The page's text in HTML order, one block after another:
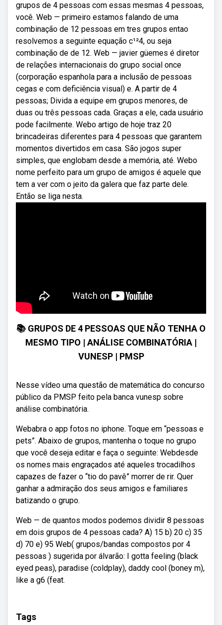
grupos de 4 pessoas com essas mesmas 4 pessoas,
você. Web — primeiro estamos falando de uma
combinação de 12 pessoas em tres grupos entao
resolvemos a seguinte equação c¹²4, ou seja
combinação de de 12. Web — javier güemes é diretor
de relações internacionais do grupo social once
(corporação espanhola para a inclusão de pessoas
cegas e com deficiência visual) e. A partir de 4
pessoas; Divida a equipe em grupos menores, de
duas ou três pessoas cada. Graças a ele, cada usuário
pode facilmente. Webo artigo de hoje traz 20
brincadeiras diferentes para 4 pessoas que garantem
momentos divertidos em casa. São jogos super
simples, que englobam desde a memória, até. Webo
nome perfeito para um grupo de amigos é aquele que
tem a ver com o jeito da galera que faz parte dele.
Então se liga nesta.
📚 GRUPOS DE 4 PESSOAS QUE NÃO TENHA O
MESMO TIPO | ANÁLISE COMBINATÓRIA |
VUNESP | PMSP
Nesse vídeo uma questão de matemática do concurso
público da PMSP feito pela banca vunesp sobre
análise combinatória.
Webabra o app fotos no iphone. Toque em “pessoas e
pets”. Abaixo de grupos, mantenha o toque no grupo
que você deseja editar e faça o seguinte: Webdesde
os nomes mais engraçados até aqueles trocadilhos
capazes de fazer o “tio do pavê” morrer de rir. Quer
ganhar a admiração dos seus amigos e familiares
batizando o grupo.
Web — de quantos modos podemos dividir 8 pessoas
em dois grupos de 4 pessoas cada? A) 15 b) 20 c) 35
d) 70 e) 95 Web( grupos/bandas compostos por 4
pessoas ) sugerida por álvarão: I gotta feeling (black
eyed peas), paradise (coldplay), daddy cool (boney m),
like a g6 (feat.
Tags